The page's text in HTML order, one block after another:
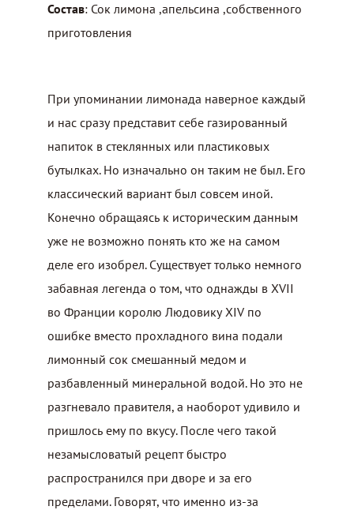
Состав: Сок лимона ,апельсина ,собственного
приготовления
При упоминании лимонада наверное каждый
и нас сразу представит себе газированный
напиток в стеклянных или пластиковых
бутылках. Но изначально он таким не был. Его
классический вариант был совсем иной.
Конечно обращаясь к историческим данным
уже не возможно понять кто же на самом
деле его изобрел. Существует только немного
забавная легенда о том, что однажды в XVII
во Франции королю Людовику XIV по
ошибке вместо прохладного вина подали
лимонный сок смешанный медом и
разбавленный минеральной водой. Но это не
разгневало правителя, а наоборот удивило и
пришлось ему по вкусу. После чего такой
незамысловатый рецепт быстро
распространился при дворе и за его
пределами. Говорят, что именно из-за